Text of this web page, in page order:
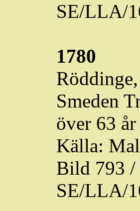
SE/LLA/
1780
Röddinge,
Smeden
över 63
Källa:
Bild 793 /
SE/LLA/